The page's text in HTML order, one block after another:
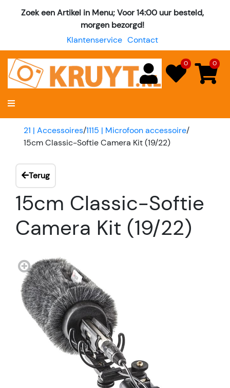
Zoek een Artikel in Menu; Voor 14:00 uur besteld,
morgen bezorgd!
Klantenservice Contact
0 0
21 | Accessoires/1115 | Microfoon accessoire/
15cm Classic-Softie Camera Kit (19/22)
Terug
15cm Classic-Softie
Camera Kit (19/22)